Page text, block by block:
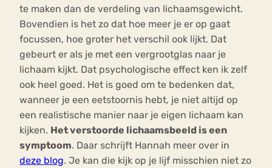
te maken dan de verdeling van lichaamsgewicht.
Bovendien is het zo dat hoe meer je er op gaat
focussen, hoe groter het verschil ook lijkt. Dat
gebeurt er als je met een vergrootglas naar je
lichaam kijkt. Dat psychologische effect ken ik zelf
ook heel goed. Het is goed om te bedenken dat,
wanneer je een eetstoornis hebt, je niet altijd op
een realistische manier naar je eigen lichaam kan
kijken. Het verstoorde lichaamsbeeld is een
symptoom. Daar schrijft Hannah meer over in
deze blog. Je kan die kijk op je lijf misschien niet zo